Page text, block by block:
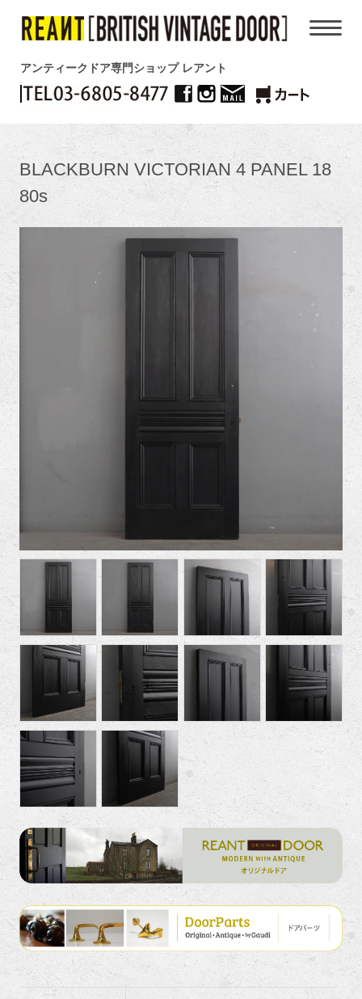
アンティークドア専門ショップ レアント
BLACKBURN VICTORIAN 4 PANEL 18
80s